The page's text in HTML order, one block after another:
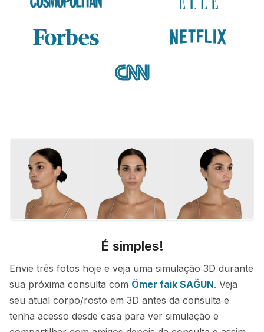
É simples!
Envie três fotos hoje e veja uma simulação 3D durante
sua próxima consulta com Ömer faik SAĞUN. Veja
seu atual corpo/rosto em 3D antes da consulta e
tenha acesso desde casa para ver simulação e